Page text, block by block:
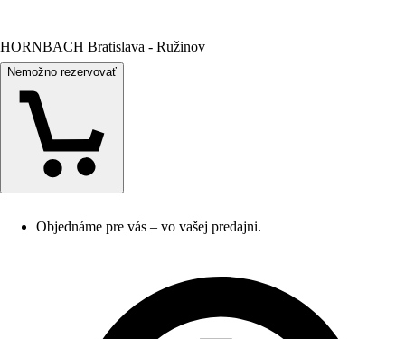
HORNBACH Bratislava - Ružinov
Nemožno rezervovať
Objednáme pre vás – vo vašej predajni.